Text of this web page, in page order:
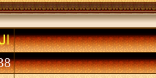
38 (الأعضاء 0